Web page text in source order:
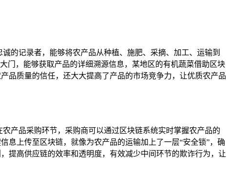
的记录者，能够将农产品从种植、施肥、采摘、加工、运输到
门，能够获取产品的详细溯源信息，某地区的有机蔬菜借助区块
品质量的信任，还大大提高了产品的市场竞争力，让优质农产品
产品采购环节，采购商可以通过区块链系统实时掌握农产品的
息上传至区块链，就像为农产品的运输加上了一层“安全锁”，确
提高供应链的效率和透明度，有效减少中间环节的欺诈行为，让